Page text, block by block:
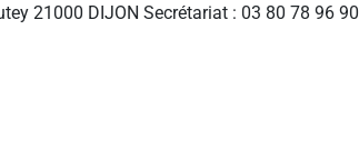
21000 DIJON Secrétariat : 03 80 78 96 90